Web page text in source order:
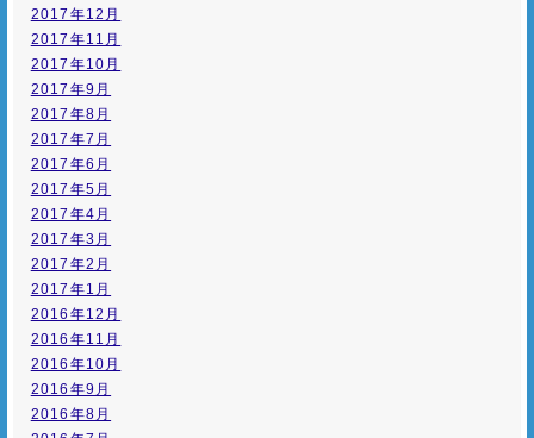
2017年12月
2017年11月
2017年10月
2017年9月
2017年8月
2017年7月
2017年6月
2017年5月
2017年4月
2017年3月
2017年2月
2017年1月
2016年12月
2016年11月
2016年10月
2016年9月
2016年8月